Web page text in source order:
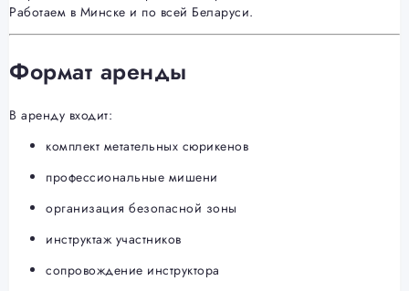
Работаем в Минске и по всей Беларуси.
Формат аренды
В аренду входит:
комплект метательных сюрикенов
профессиональные мишени
организация безопасной зоны
инструктаж участников
сопровождение инструктора